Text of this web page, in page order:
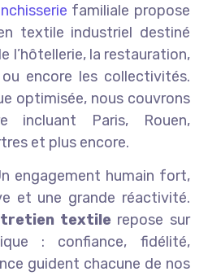
familiale propose
textile industriel destiné
l’hôtellerie, la restauration,
ou encore les collectivités.
optimisée, nous couvrons
incluant Paris, Rouen,
et plus encore.
engagement humain fort,
et une grande réactivité.
textile repose sur
: confiance, fidélité,
guident chacune de nos